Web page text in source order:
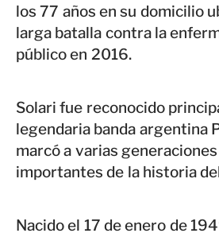
los 77 años en su domicilio
larga batalla contra la
público en 2016.
Solari fue reconocido
legendaria banda argentina
marcó a varias
importantes de la historia
Nacido el 17 de enero de